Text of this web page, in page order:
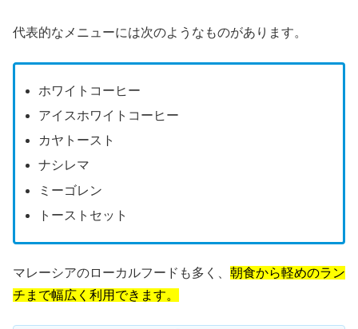
代表的なメニューには次のようなものがあります。
ホワイトコーヒー
アイスホワイトコーヒー
カヤトースト
ナシレマ
ミーゴレン
トーストセット
マレーシアのローカルフードも多く、 朝食から軽めのラン
チまで幅広く利用できます。